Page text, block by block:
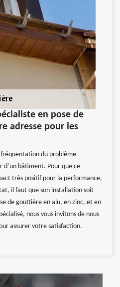
en pose de
adresse pour les
du problème
d’un bâtiment. Pour que ce
très positif pour la performance,
il faut que son installation soit
de gouttière en alu, en zinc, et en
nous vous invitons de nous
assurer votre satisfaction.